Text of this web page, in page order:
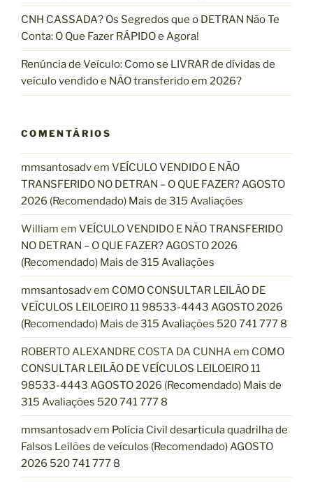
CNH CASSADA? Os Segredos que o DETRAN Não Te
Conta: O Que Fazer RÁPIDO e Agora!
Renúncia de Veículo: Como se LIVRAR de dívidas de
veículo vendido e NÃO transferido em 2026?
COMENTÁRIOS
mmsantosadvem VEÍCULO VENDIDO E NÃO
TRANSFERIDO NO DETRAN – O QUE FAZER? AGOSTO
2026 (Recomendado) Mais de 315 Avaliações
William em VEÍCULO VENDIDO E NÃO TRANSFERIDO
NO DETRAN – O QUE FAZER? AGOSTO 2026
(Recomendado) Mais de 315 Avaliações
mmsantosadvem COMO CONSULTAR LEILÃO DE
VEÍCULOS LEILOEIRO 11 98533-4443 AGOSTO 2026
(Recomendado) Mais de 315 Avaliações 520 741 777 8
ROBERTO ALEXANDRE COSTA DA CUNHA em COMO
CONSULTAR LEILÃO DE VEÍCULOS LEILOEIRO 11
98533-4443 AGOSTO 2026 (Recomendado) Mais de
315 Avaliações 520 741 777 8
mmsantosadvem Polícia Civil desarticula quadrilha de
Falsos Leilões de veículos (Recomendado) AGOSTO
2026 520 741 777 8